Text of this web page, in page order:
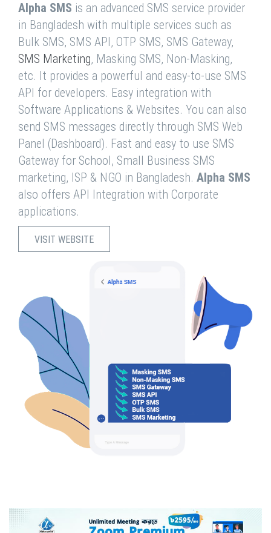
Alpha SMS is an advanced SMS service provider
in Bangladesh with multiple services such as
Bulk SMS, SMS API, OTP SMS, SMS Gateway,
SMS Marketing, Masking SMS, Non-Masking,
etc. It provides a powerful and easy-to-use SMS
API for developers. Easy integration with
Software Applications & Websites. You can also
send SMS messages directly through SMS Web
Panel (Dashboard). Fast and easy to use SMS
Gateway for School, Small Business SMS
marketing, ISP & NGO in Bangladesh. Alpha SMS
also offers API Integration with Corporate
applications.
VISIT WEBSITE